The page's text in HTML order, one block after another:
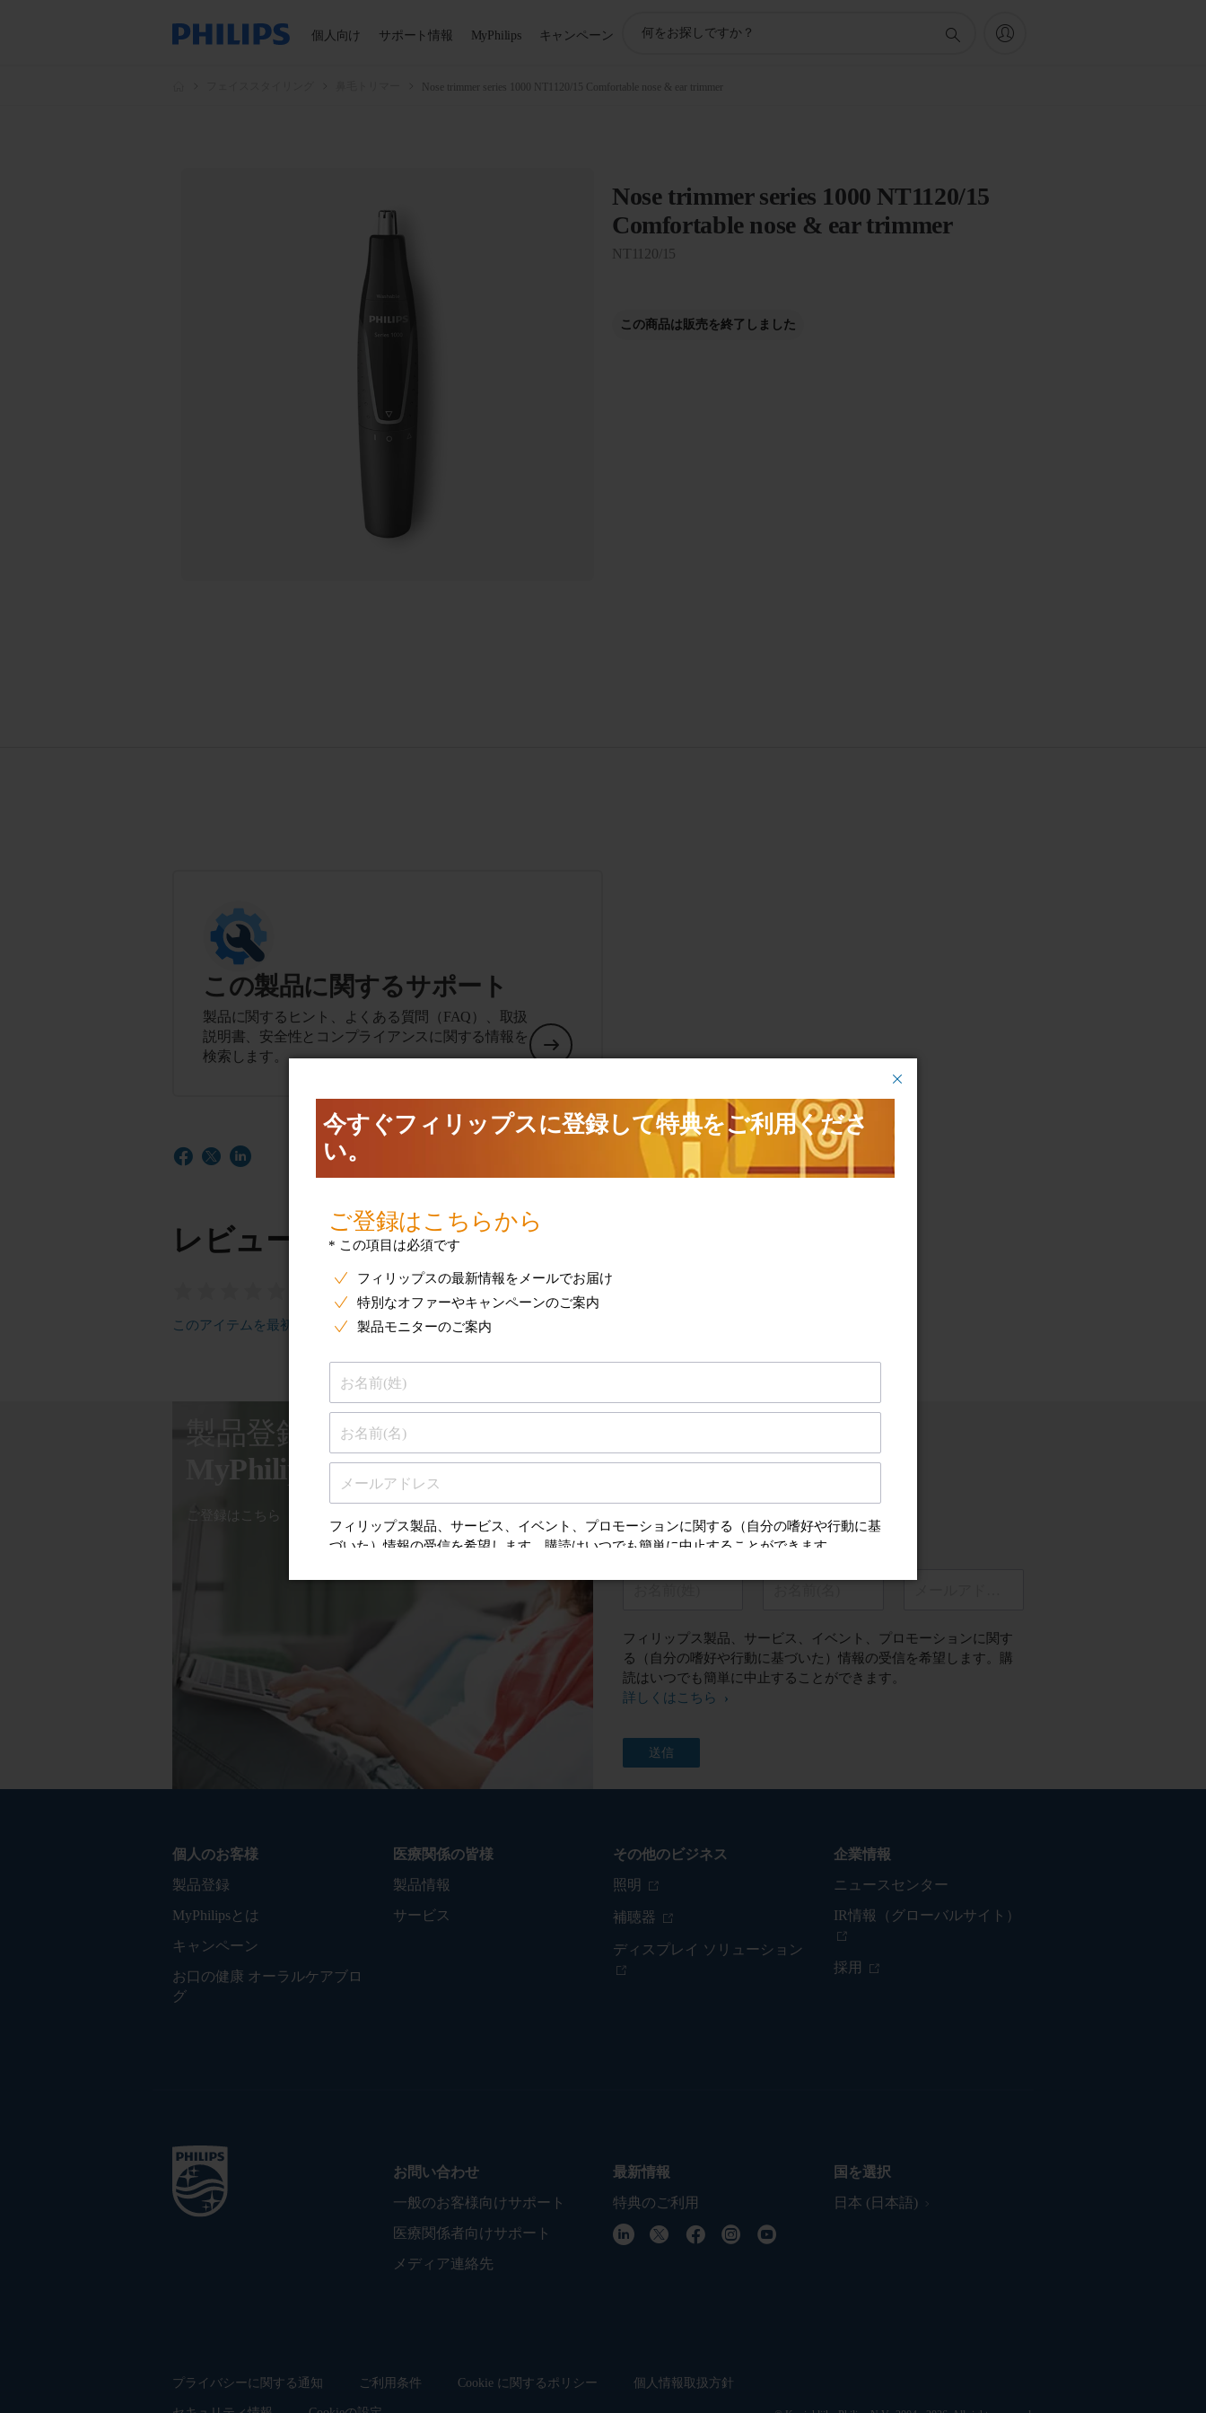
個人向け サポート情報 MyPhilips キャンペーン
ン
索
Nose trimmer series 1000 NT1120/15 Comfortable nose & ear trimmer
Nose trimmer series 1000 NT1120/15
Comfortable nose & ear trimmer
NT1120/15
この商品は販売を終了しました
この製品に関するサポート
製品に関するヒント、よくある質問（FAQ）、取扱
説明書、安全性とコンプライアンスに関する情報を
検索します。
レビュー
このアイテムを最初にレビューする
製品登録
MyPhilips
ご登録はこちら
ご登録はこちらから
製品モニターのご案内
フィリップス製品、サービス、イベント、プロモーションに関す
る（自分の嗜好や行動に基づいた）情報の受信を希望します。購
読はいつでも簡単に中止することができます。
詳しくはこちら
個人のお客様
製品登録
MyPhilipsとは
キャンペーン
お口の健康 オーラルケアブロ
グ
医療関係の皆様
製品情報
サービス
その他のビジネス
照明
補聴器
ディスプレイ ソリューション
企業情報
ニュースセンター
IR情報（グローバルサイト）
採用
お問い合わせ
一般のお客様向けサポート
医療関係者向けサポート
メディア連絡先
最新情報
特典のご利用
国を選択
日本 (日本語)
プライバシーに関する通知 ご利用条件 Cookie に関するポリシー 個人情報取扱方針